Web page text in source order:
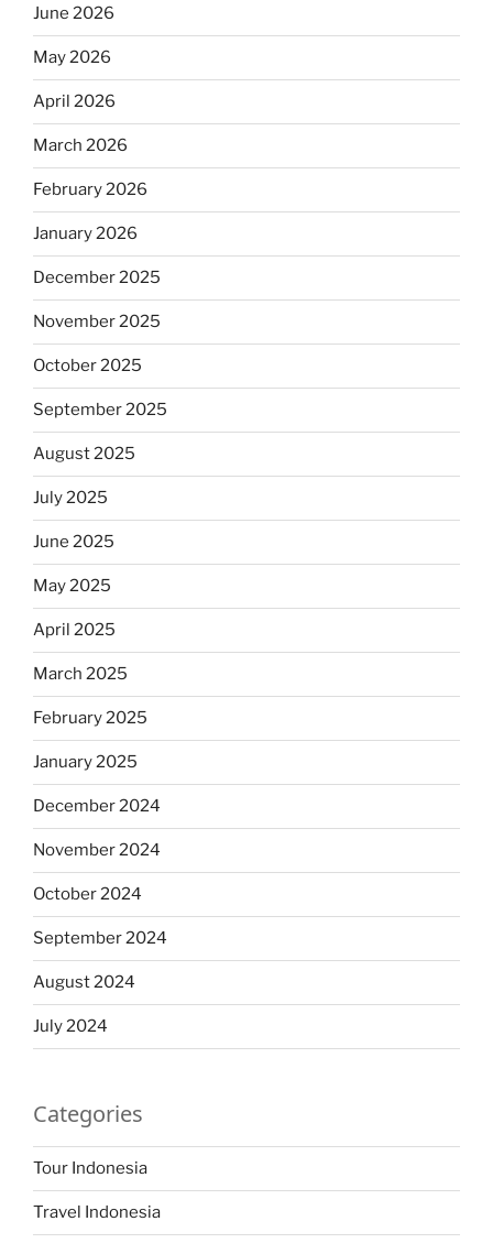
June 2026
May 2026
April 2026
March 2026
February 2026
January 2026
December 2025
November 2025
October 2025
September 2025
August 2025
July 2025
June 2025
May 2025
April 2025
March 2025
February 2025
January 2025
December 2024
November 2024
October 2024
September 2024
August 2024
July 2024
Categories
Tour Indonesia
Travel Indonesia